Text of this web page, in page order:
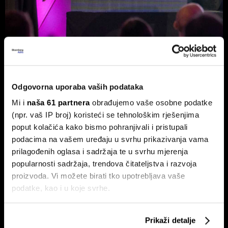
Odgovorna uporaba vaših podataka
Mi i naša 61 partneraobrađujemo vaše osobne podatke
(npr. vaš IP broj) koristeći se tehnološkim rješenjima
poput kolačića kako bismo pohranjivali i pristupali
podacima na vašem uređaju u svrhu prikazivanja vama
prilagođenih oglasa i sadržaja te u svrhu mjerenja
popularnosti sadržaja, trendova čitateljstva i razvoja
proizvoda. Vi možete birati tko upotrebljava vaše
podatke, kao i u koje svrhe.
Prikaži detalje
Burze usporile, ali Adris i Telekom
Na Zagrebačkoj burzi smirivanje prometa u odnosu na
protekli mjesec.
Ljetno zatišje na burzama: zašto
Zarada Crobex10 skočila,
burza u ljetnom zatišju. BBA